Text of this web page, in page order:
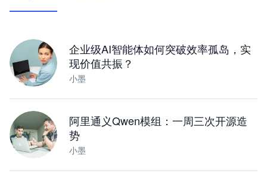
企业级AI智能体如何突破效率孤岛，实
现价值共振？
小墨
阿里通义Qwen模组：一周三次开源造
势
小墨